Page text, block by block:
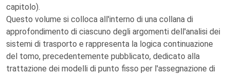
capitolo).
Questo volume si colloca all'interno di una collana di
approfondimento di ciascuno degli argomenti dell'analisi dei
sistemi di trasporto e rappresenta la logica continuazione
del tomo, precedentemente pubblicato, dedicato alla
trattazione dei modelli di punto fisso per l'assegnazione di